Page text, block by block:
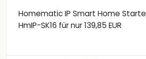
Homematic IP Smart Home
HmIP-SK16 für nur 139,85 EUR